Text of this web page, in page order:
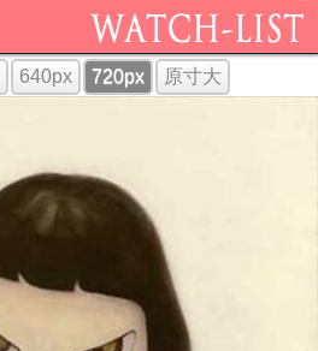
640px 720px 原寸大